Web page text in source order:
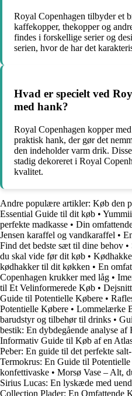
Royal Copenhagen tilbyder et
kaffekopper, thekopper og
findes i forskellige serier og
serien, hvor de har det
Hvad er specielt ved
med hank?
Royal Copenhagen kopper
praktisk hank, der gør det
den indeholder varm drik.
stadig dekoreret i Royal
kvalitet.
Andre populære artikler: Køb den
Essential Guide til dit køb •
perfekte madkasse • Din
Jensen karaffel og vandkaraffel •
Find det bedste sæt til dine behov •
du skal vide før dit køb •
kødhakker til dit køkken • En
Copenhagen krukker med låg •
til Et Velinformerede Køb •
Guide til Potentielle Købere •
Potentielle Købere • Lommelærke
barudstyr og tilbehør til drinks •
bestik: En dybdegående analyse
Informativ Guide til Køb af en
Peber: En guide til det perfekte
Termokrus: En Guide til
konfettivaske • Morsø Vase – Alt,
Sirius Lucas: En lyskæde med
Collection Plader: En Omfattende